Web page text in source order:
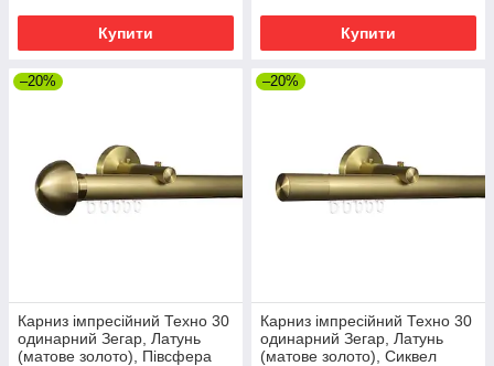
Купити Купити
–20%
Карниз імпресійний Техно 30
одинарний Зегар, Латунь
(матове золото), Півсфера
–20%
Карниз імпресійний Техно 30
одинарний Зегар, Латунь
(матове золото), Сиквел